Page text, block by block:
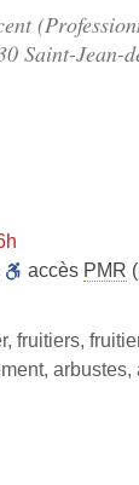
Saint-Jean-
accès PMR
fruitiers,